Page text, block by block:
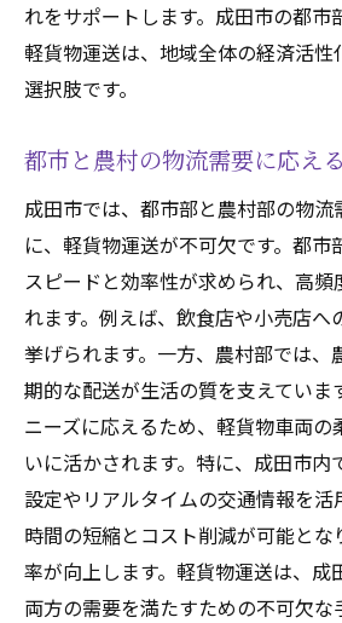
れをサポートします。成田市の都市
軽貨物運送は、地域全体の経済活
選択肢です。
都市と農村の物流需要に応え
成田市では、都市部と農村部の物流
に、軽貨物運送が不可欠です。都市
スピードと効率性が求められ、高頻
れます。例えば、飲食店や小売店へ
挙げられます。一方、農村部では、
期的な配送が生活の質を支えていま
ニーズに応えるため、軽貨物車両の
いに活かされます。特に、成田市内
設定やリアルタイムの交通情報を活
時間の短縮とコスト削減が可能とな
率が向上します。軽貨物運送は、成
両方の需要を満たすための不可欠な